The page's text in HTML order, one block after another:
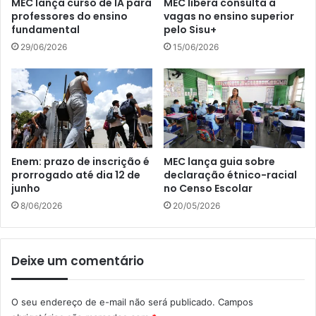
professores do ensino
fundamental
29/06/2026
vagas no ensino superior
pelo Sisu+
15/06/2026
Enem: prazo de inscrição é
prorrogado até dia 12 de
junho
8/06/2026
MEC lança guia sobre
declaração étnico-racial
no Censo Escolar
20/05/2026
Deixe um comentário
O seu endereço de e-mail não será publicado. Campos